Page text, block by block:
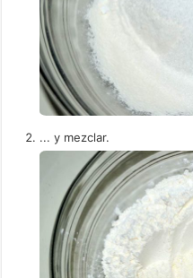
... y mezclar.